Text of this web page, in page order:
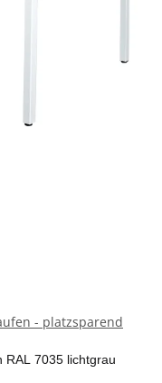
- platzsparend
RAL 7035 lichtgrau